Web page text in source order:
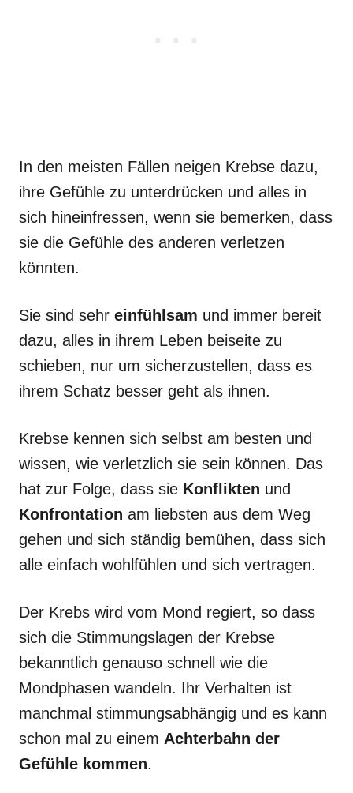
In den meisten Fällen neigen Krebse dazu,
ihre Gefühle zu unterdrücken und alles in
sich hineinfressen, wenn sie bemerken, dass
sie die Gefühle des anderen verletzen
könnten.
Sie sind sehr einfühlsam und immer bereit
dazu, alles in ihrem Leben beiseite zu
schieben, nur um sicherzustellen, dass es
ihrem Schatz besser geht als ihnen.
Krebse kennen sich selbst am besten und
wissen, wie verletzlich sie sein können. Das
hat zur Folge, dass sie Konflikten und
Konfrontation am liebsten aus dem Weg
gehen und sich ständig bemühen, dass sich
alle einfach wohlfühlen und sich vertragen.
Der Krebs wird vom Mond regiert, so dass
sich die Stimmungslagen der Krebse
bekanntlich genauso schnell wie die
Mondphasen wandeln. Ihr Verhalten ist
manchmal stimmungsabhängig und es kann
schon mal zu einem Achterbahn der
Gefühle kommen.